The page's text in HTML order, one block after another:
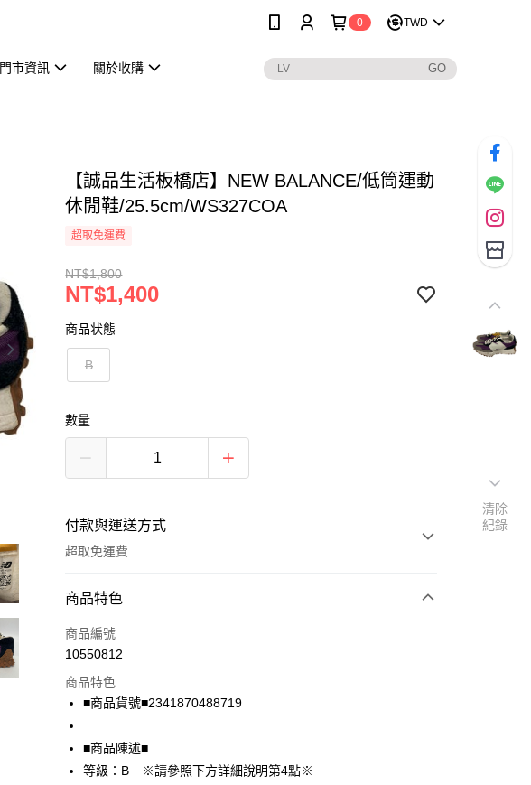
0 TWD
門市資訊 關於收購
【誠品生活板橋店】NEW BALANCE/低筒運動
休閒鞋/25.5cm/WS327COA
超取免運費
NT$1,800
NT$1,400
商品状態
B
數量
付款與運送方式
超取免運費
付款方式
信用卡一次付款
LINE Pay
Apple Pay
街口支付
商品特色
商品編號
10550812
商品特色
■商品貨號■2341870488719
■商品陳述■
等級：B ※請參照下方詳細說明第4點※
清除
紀錄